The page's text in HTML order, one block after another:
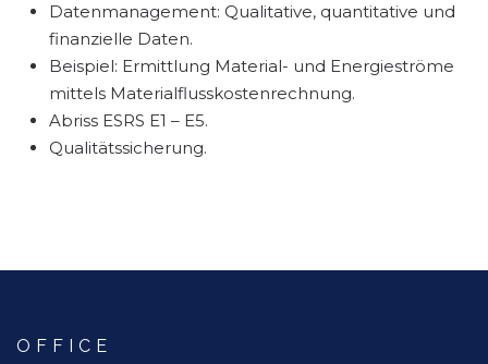
Datenmanagement: Qualitative, quantitative und
finanzielle Daten.
Beispiel: Ermittlung Material- und Energieströme
mittels Materialflusskostenrechnung.
Abriss ESRS E1 – E5.
Qualitätssicherung.
OFFICE